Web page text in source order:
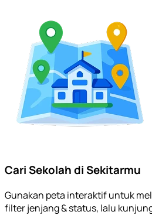
Cari Sekolah di Sekitarmu
Gunakan peta interaktif untuk
filter jenjang & status, lalu